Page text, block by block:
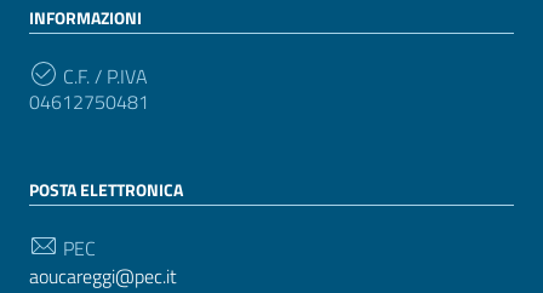
INFORMAZIONI
C.F. / P.IVA
04612750481
POSTA ELETTRONICA
PEC
aoucareggi@pec.it